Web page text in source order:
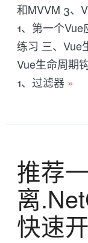
和MVVM 3、
1、第一个
练习 三、Vue
Vue生命周期
1、过滤器 »
推荐
离
快速